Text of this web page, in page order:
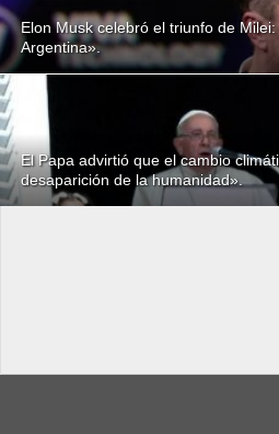
Elon Musk celebró el triunfo de
Argentina».
El Papa advirtió que el cambio
desaparición de la humanidad».